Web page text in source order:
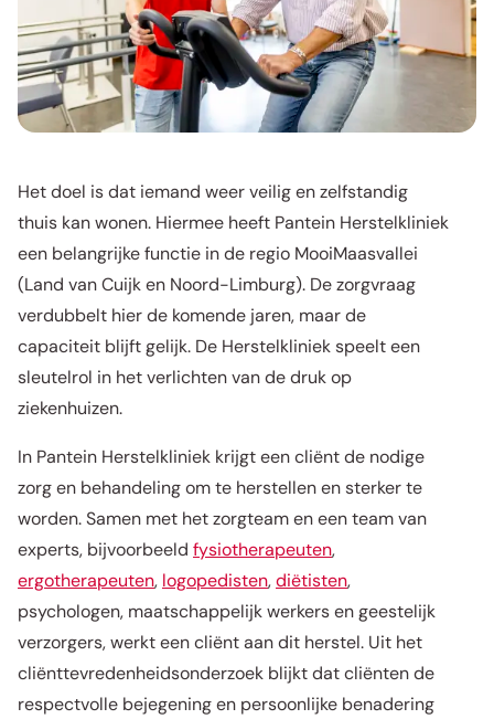
Het doel is dat iemand weer veilig en zelfstandig
thuis kan wonen. Hiermee heeft Pantein Herstelkliniek
een belangrijke functie in de regio MooiMaasvallei
(Land van Cuijk en Noord-Limburg). De zorgvraag
verdubbelt hier de komende jaren, maar de
capaciteit blijft gelijk. De Herstelkliniek speelt een
sleutelrol in het verlichten van de druk op
ziekenhuizen.
In Pantein Herstelkliniek krijgt een cliënt de nodige
zorg en behandeling om te herstellen en sterker te
worden. Samen met het zorgteam en een team van
experts, bijvoorbeeld fysiotherapeuten,
ergotherapeuten, logopedisten,diëtisten,
psychologen, maatschappelijk werkers en geestelijk
verzorgers, werkt een cliënt aan dit herstel. Uit het
cliënttevredenheidsonderzoek blijkt dat cliënten de
respectvolle bejegening en persoonlijke benadering